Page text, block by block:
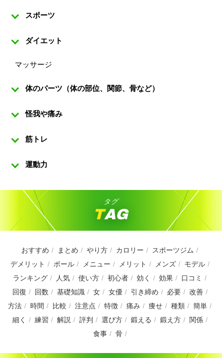
スポーツ
ダイエット
マッサージ
体のパーツ（体の部位、関節、骨など）
怪我や痛み
筋トレ
運動力
タグ
TAG
おすすめ まとめ やり方 カロリー
スポーツジム
デメリット
ボール メニュー メリット メンズ
モデル
ランキング
人気 使い方 初心者 効く 効果
口コミ
回復
回数 基礎知識 女 女優 引き締め 必要
改善
方法
時間 比較 注意点 特徴 痛み 痩せ 種類
簡単
細く
練習 解説 評判 選び方 鍛える 鍛え方
関係
食事
骨